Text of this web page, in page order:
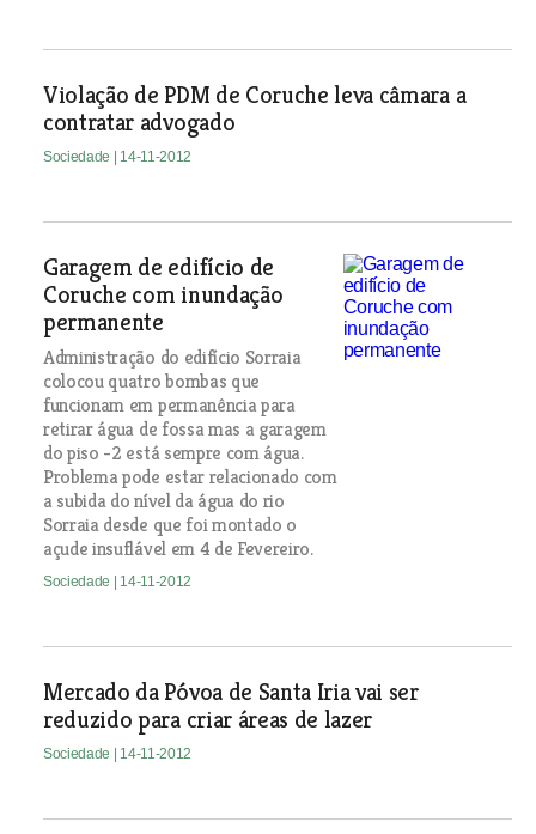
Violação de PDM de Coruche leva câmara a
contratar advogado
Sociedade | 14-11-2012
Garagem de edifício de
Coruche com inundação
permanente
Administração do edifício Sorraia
colocou quatro bombas que
funcionam em permanência para
retirar água de fossa mas a garagem
do piso -2 está sempre com água.
Problema pode estar relacionado com
a subida do nível da água do rio
Sorraia desde que foi montado o
açude insuflável em 4 de Fevereiro.
Sociedade | 14-11-2012
Mercado da Póvoa de Santa Iria vai ser
reduzido para criar áreas de lazer
Sociedade | 14-11-2012